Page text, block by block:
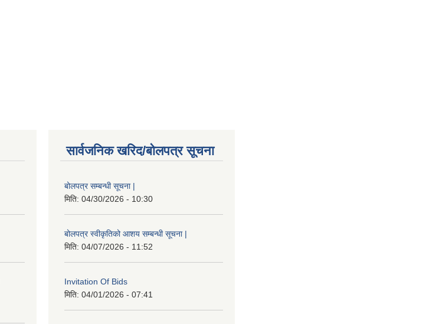
सार्वजनिक खरिद/बोलपत्र सूचना
बोलपत्र सम्बन्धी सूचना |
मिति: 04/30/2026 - 10:30
बोलपत्र स्वीकृतिको आशय सम्बन्धी सूचना |
मिति: 04/07/2026 - 11:52
Invitation Of Bids
मिति: 04/01/2026 - 07:41